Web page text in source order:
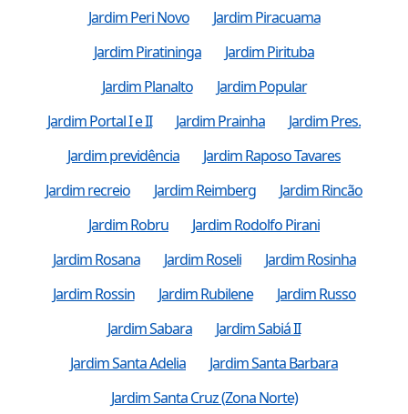
Jardim Peri Novo
Jardim Piracuama
Jardim Piratininga
Jardim Pirituba
Jardim Planalto
Jardim Popular
Jardim Portal I e II
Jardim Prainha
Jardim Pres.
Jardim previdência
Jardim Raposo Tavares
Jardim recreio
Jardim Reimberg
Jardim Rincão
Jardim Robru
Jardim Rodolfo Pirani
Jardim Rosana
Jardim Roseli
Jardim Rosinha
Jardim Rossin
Jardim Rubilene
Jardim Russo
Jardim Sabara
Jardim Sabiá II
Jardim Santa Adelia
Jardim Santa Barbara
Jardim Santa Cruz (Zona Norte)